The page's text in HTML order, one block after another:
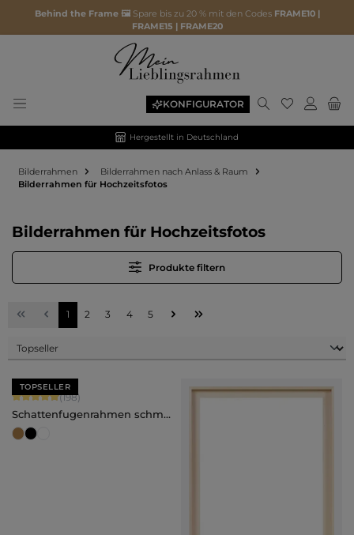
Behind the Frame 🖼️ Spare bis zu 20 % mit den Codes FRAME10 |
FRAME15 | FRAME20
KONFIGURATOR Du hast 0
Hergestellt in Deutschland
Bilderrahmen
Bilderrahmen nach Anlass & Raum
Bilderrahmen für Hochzeitsfotos
Bilderrahmen für Hochzeitsfotos
Produkte filtern
Seite
1 Seite
2 Seite
3 Seite
4 Seite
5
TOPSELLER
Durchschnittliche Bewertung von 4.88 von 5 Sternen
(198)
Schattenfugenrahmen schmal
Julia - nach Maß